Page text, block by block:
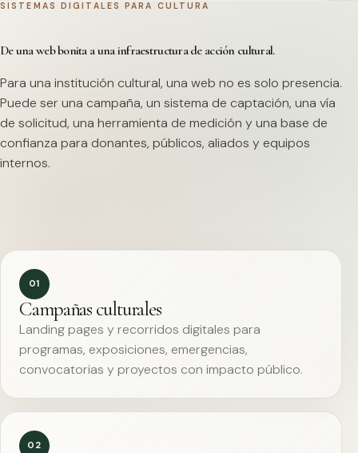
SISTEMAS DIGITALES PARA CULTURA
De una web bonita a una infraestructura de acción cultural.
Para una institución cultural, una web no es solo presencia.
Puede ser una campaña, un sistema de captación, una vía
de solicitud, una herramienta de medición y una base de
confianza para donantes, públicos, aliados y equipos
internos.
01
Campañas culturales
Landing pages y recorridos digitales para
programas, exposiciones, emergencias,
convocatorias y proyectos con impacto público.
02